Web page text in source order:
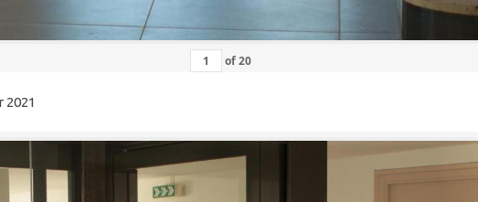
of20
2021